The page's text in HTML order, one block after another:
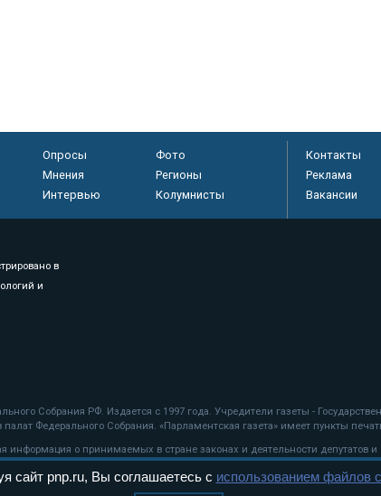
Опросы
Фото
Мнения
Регионы
Интервью Колумнисты
Контакты
Реклама
Вакансии
в
и
Собрания РФ. Издается с 1997 года. Учредители газеты -
Федерального Собрания. «Парламентская газета» имеет пункты
информация о принимаемых в стране законах и деятельности депутатов
сайт pnp.ru, Вы соглашаетесь с использованием файлов